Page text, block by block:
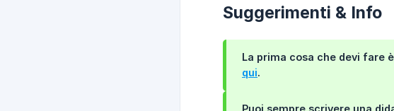
Suggerimenti & Info
La prima cosa che devi fare
qui.
Puoi sempre scrivere una